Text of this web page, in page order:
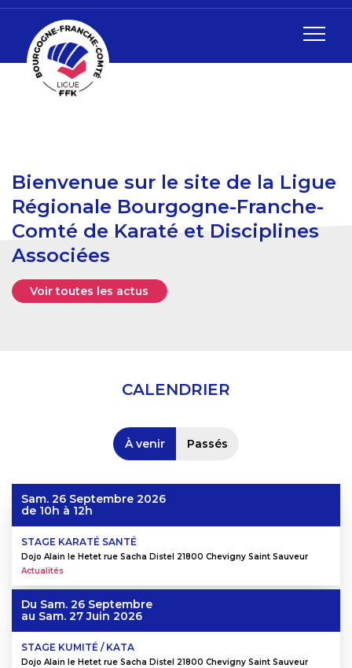
Bienvenue sur le site de la Ligue
Régionale Bourgogne-Franche-
Comté de Karaté et Disciplines
Associées
Voir toutes les actus
CALENDRIER
À venir Passés
Sam. 26 Septembre 2026
de 10h à 12h
STAGE KARATÉ SANTÉ
Dojo Alain le Hetet rue Sacha Distel 21800 Chevigny Saint Sauveur
Actualités
Du Sam. 26 Septembre
au Sam. 27 Juin 2026
STAGE KUMITÉ / KATA
Dojo Alain le Hetet rue Sacha Distel 21800 Chevigny Saint Sauveur